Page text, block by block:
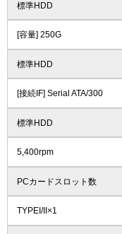
標準HDD
[容量] 250G
標準HDD
[接続IF] Serial ATA/300
標準HDD
5,400rpm
PCカードスロット数
TYPEI/II×1